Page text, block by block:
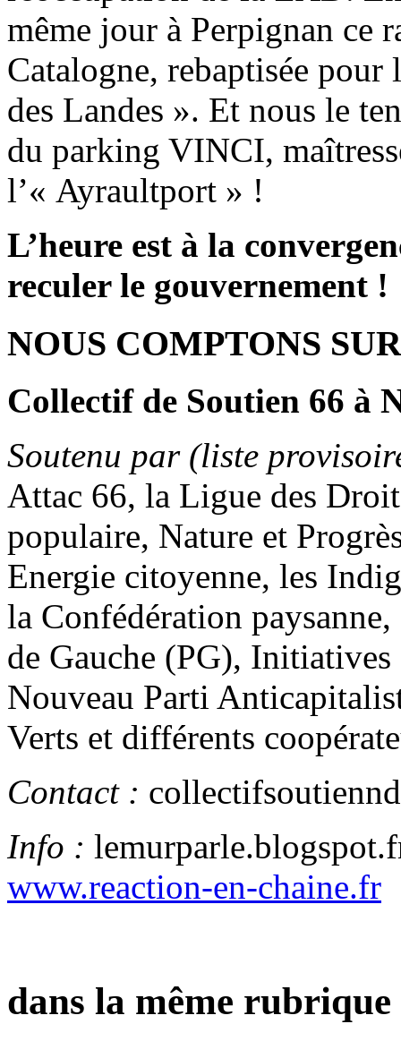
même jour à Perpignan ce
Catalogne, rebaptisée pour
des Landes ». Et nous le
du parking VINCI,
l’« Ayraultport » !
L’heure est à la
reculer le gouvernement !
NOUS COMPTONS
Collectif de Soutien 66 à
Soutenu par (liste
Attac 66, la Ligue des
populaire, Nature et
Energie citoyenne, les
la Confédération
de Gauche (PG),
Nouveau Parti
Verts et différents
Contact :
Info :
www.reaction-en-chaine.fr
dans la même rubrique